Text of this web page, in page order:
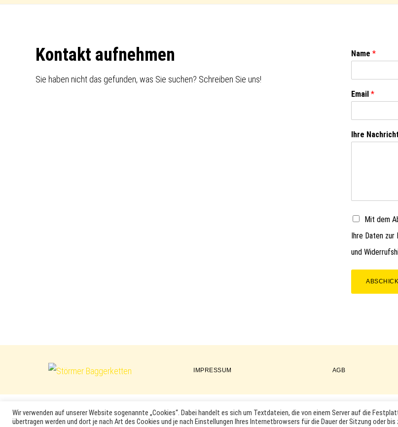
FooterKontakt aufnehmen
Sie haben nicht das gefunden, was Sie suchen? Schreiben Sie uns!
Name *
Email *
Ihre Nachricht
Mit dem
Ihre Daten
und
Baggerketten
IMPRESSUM AGB
COPYRIGHT © 2026 · WORDPRESS ·LOG IN
MARKEN, ERSATZTEILNUMMERN, PRODUKTNAMEN SOWIE PRODUKTABBILDUNGEN UND LOGOS WERDEN NUR ZUR
Wir verwenden auf unserer Website sogenannte „Cookies“. Dabei handelt es sich um Textdateien, die von einem Server auf die
übertragen werden und dort je nach Art des Cookies und je nach Einstellungen Ihres Internetbrowsers für die Dauer der Sitzung oder bis